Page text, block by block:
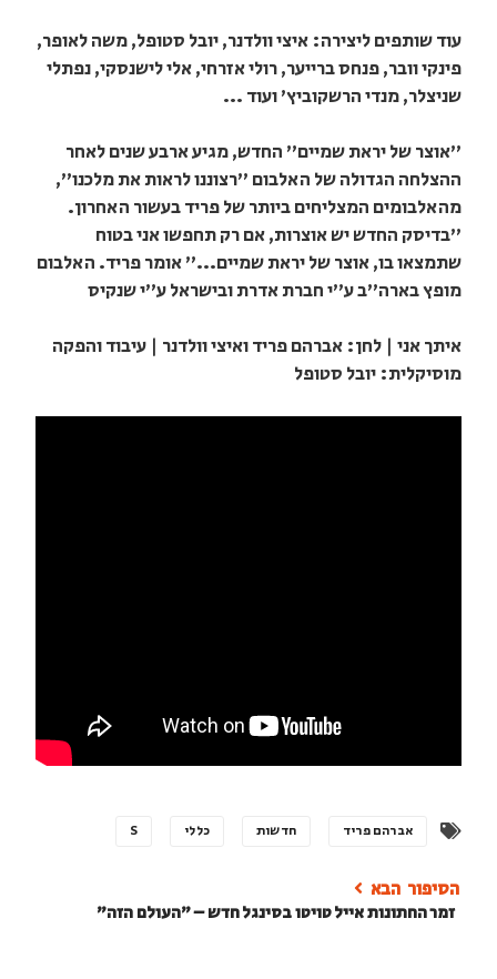
עוד שותפים ליצירה: איצי וולדנר, יובל סטופל, משה לאופר,
פינקי וובר, פנחס ברייער, רולי אזרחי, אלי לישנסקי, נפתלי
שניצלר, מנדי הרשקוביץ' ועוד ...
"אוצר של יראת שמיים" החדש, מגיע ארבע שנים לאחר
ההצלחה הגדולה של האלבום "רצוננו לראות את מלכנו",
מהאלבומים המצליחים ביותר של פריד בעשור האחרון.
"בדיסק החדש יש אוצרות, אם רק תחפשו אני בטוח
שתמצאו בו, אוצר של יראת שמיים..." אומר פריד. האלבום
מופץ בארה"ב ע"י חברת אדרת ובישראל ע"י שנקיס
איתך אני | לחן: אברהם פריד ואיצי וולדנר | עיבוד והפקה
מוסיקלית: יובל סטופל
אברהם פריד חדשות כללי S
זמר החתונות אייל טויטו בסינגל חדש – "העולם הזה"